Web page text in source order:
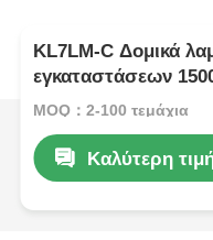
KL7LM-C Δομικά
εγκαταστάσεων
άνθρακα Εγκριθείσα
MOQ：2-100 τεμάχια
Καλύτερη